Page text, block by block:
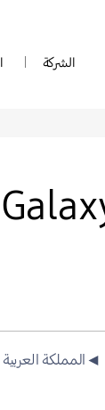
الشركة
◄المملكة